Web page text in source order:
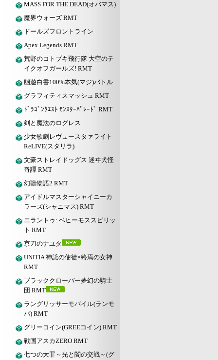
MASS FOR THE DEAD(オバマス)
魔界ウォーズ RMT
ドールズフロントライン
Apex Legends RMT
荒野のコトブキ飛行隊 大空のテ
イクオフガールズ! RMT
幽遊白書100%本気(マジ)バトル
グラフィティスマッシュ RMT
ﾄﾞﾗｺﾞﾝｸｴｽﾄ ﾓﾝｽﾀｰﾊﾟﾚｰﾄﾞ RMT
剣と魔法のログレス
少女歌劇レヴュースタァライト
ReLIVE(スタリラ)
文豪ストレイドッグス 迷ヰ犬怪
奇譚 RMT
幻獣物語2 RMT
アイドルマスターシャイニーカ
ラーズ(シャニマス) RMT
エラントゥ: ベヒーモススピリッ
ト RMT
京刀のナユタ
UNITIA 神託の使徒×終焉の女神
RMT
ブラッククローバー夢幻の騎士
団 RMT
ラングリッサーモバイル(ランモ
バ) RMT
グリーコイン(GREEコイン) RMT
戦国アスカZERO RMT
七つの大罪～光と闇の交戦～(グ